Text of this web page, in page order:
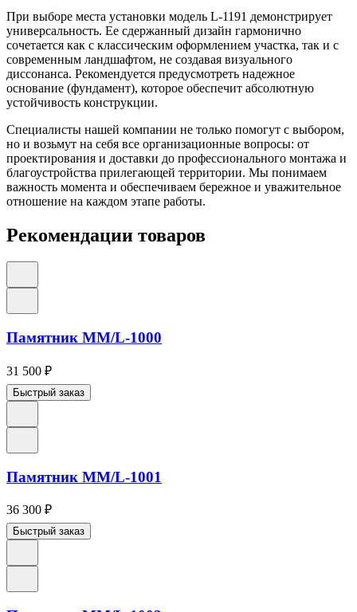
При выборе места установки модель L-1191 демонстрирует
универсальность. Ее сдержанный дизайн гармонично
сочетается как с классическим оформлением участка, так и с
современным ландшафтом, не создавая визуального
диссонанса. Рекомендуется предусмотреть надежное
основание (фундамент), которое обеспечит абсолютную
устойчивость конструкции.
Специалисты нашей компании не только помогут с выбором,
но и возьмут на себя все организационные вопросы: от
проектирования и доставки до профессионального монтажа и
благоустройства прилегающей территории. Мы понимаем
важность момента и обеспечиваем бережное и уважительное
отношение на каждом этапе работы.
Рекомендации товаров
Памятник ММ/L-1000
31 500 ₽
Быстрый заказ
Памятник ММ/L-1001
36 300 ₽
Быстрый заказ